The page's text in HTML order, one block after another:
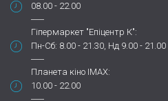
08.00 - 22.00
Гіпермаркет "Епіцентр К":
Пн-Сб: 8.00 - 21.30, Нд 9.00 - 21.00
Планета кіно IMAX:
10.00 - 22.00